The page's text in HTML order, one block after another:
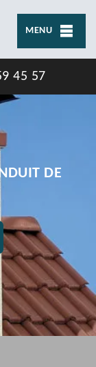
MENU
45 57
DE